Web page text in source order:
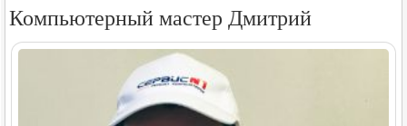
Компьютерный мастер Дмитрий